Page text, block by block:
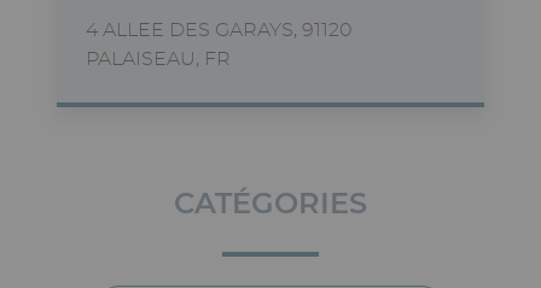
4 ALLEE DES GARAYS, 91120
PALAISEAU, FR
CATÉGORIES